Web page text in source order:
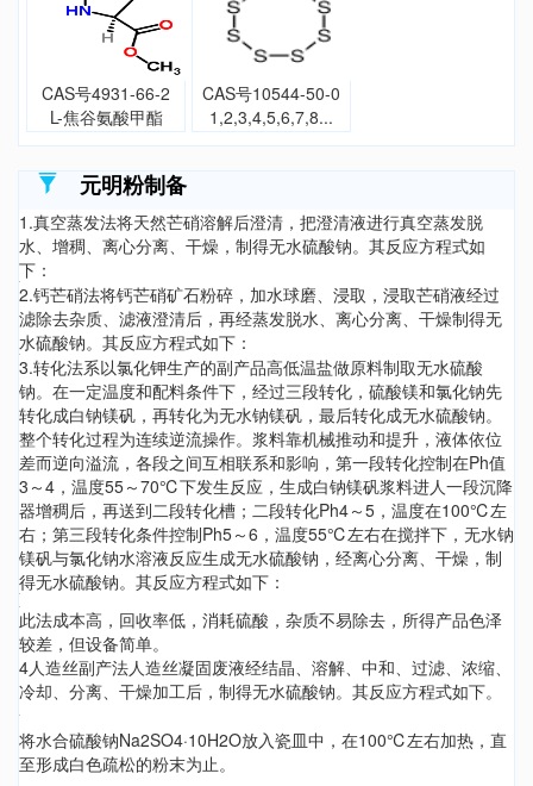
CAS号4931-66-2
L-焦谷氨酸甲酯
CAS号10544-50-0
1,2,3,4,5,6,7,8...
元明粉制备
1.真空蒸发法将天然芒硝溶解后澄清，把澄清液进行真空蒸发脱
水、增稠、离心分离、干燥，制得无水硫酸钠。其反应方程式如
下：
2.钙芒硝法将钙芒硝矿石粉碎，加水球磨、浸取，浸取芒硝液经过
滤除去杂质、滤液澄清后，再经蒸发脱水、离心分离、干燥制得无
水硫酸钠。其反应方程式如下：
3.转化法系以氯化钾生产的副产品高低温盐做原料制取无水硫酸
钠。在一定温度和配料条件下，经过三段转化，硫酸镁和氯化钠先
转化成白钠镁矾，再转化为无水钠镁矾，最后转化成无水硫酸钠。
整个转化过程为连续逆流操作。浆料靠机械推动和提升，液体依位
差而逆向溢流，各段之间互相联系和影响，第一段转化控制在Ph值
3～4，温度55～70℃下发生反应，生成白钠镁矾浆料进人一段沉降
器增稠后，再送到二段转化槽；二段转化Ph4～5，温度在100℃左
右；第三段转化条件控制Ph5～6，温度55℃左右在搅拌下，无水钠
镁矾与氯化钠水溶液反应生成无水硫酸钠，经离心分离、干燥，制
得无水硫酸钠。其反应方程式如下：
此法成本高，回收率低，消耗硫酸，杂质不易除去，所得产品色泽
较差，但设备简单。
4人造丝副产法人造丝凝固废液经结晶、溶解、中和、过滤、浓缩、
冷却、分离、干燥加工后，制得无水硫酸钠。其反应方程式如下。
将水合硫酸钠Na2SO4·10H2O放入瓷皿中，在100℃左右加热，直
至形成白色疏松的粉末为止。